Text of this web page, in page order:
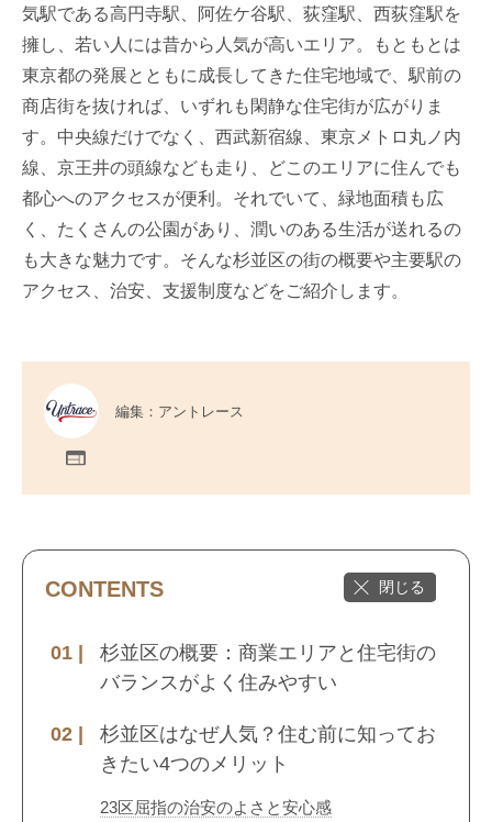
気駅である高円寺駅、阿佐ケ谷駅、荻窪駅、西荻窪駅を
擁し、若い人には昔から人気が高いエリア。もともとは
東京都の発展とともに成長してきた住宅地域で、駅前の
商店街を抜ければ、いずれも閑静な住宅街が広がりま
す。中央線だけでなく、西武新宿線、東京メトロ丸ノ内
線、京王井の頭線なども走り、どこのエリアに住んでも
都心へのアクセスが便利。それでいて、緑地面積も広
く、たくさんの公園があり、潤いのある生活が送れるの
も大きな魅力です。そんな杉並区の街の概要や主要駅の
アクセス、治安、支援制度などをご紹介します。
編集：アントレース
CONTENTS
杉並区の概要：商業エリアと住宅街の
バランスがよく住みやすい
杉並区はなぜ人気？住む前に知ってお
きたい4つのメリット
23区屈指の治安のよさと安心感